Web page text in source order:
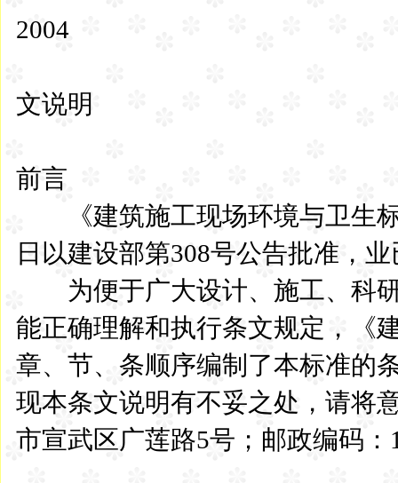
2004
文说明
前言
《建筑施工现场环境与卫生标
日以建设部第308号公告批准，
为便于广大设计、施工、科研
能正确理解和执行条文规定，《
章、节、条顺序编制了本标准的
现本条文说明有不妥之处，请将
市宣武区广莲路5号；邮政编码：